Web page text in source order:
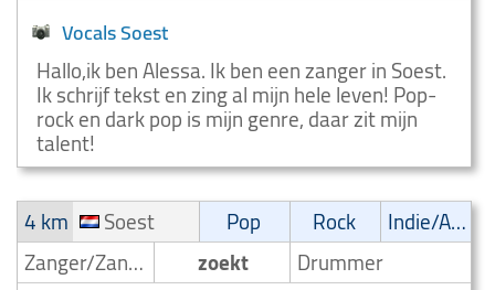
Vocals Soest
Hallo,ik ben Alessa. Ik ben een zanger in Soest.
Ik schrijf tekst en zing al mijn hele leven! Pop-
rock en dark pop is mijn genre, daar zit mijn
talent!
4 km
Soest Pop Rock
Indie/Alternative
Zanger/Zangeres
zoekt Drummer